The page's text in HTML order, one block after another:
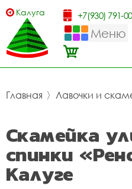
Калуга +7(930) 791-
Меню
Главная 〉 Лавочки и
Скамейка
спинки
Калуге